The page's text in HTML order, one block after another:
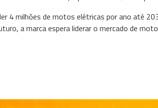
4 milhões de motos elétricas por ano até
a marca espera liderar o mercado de